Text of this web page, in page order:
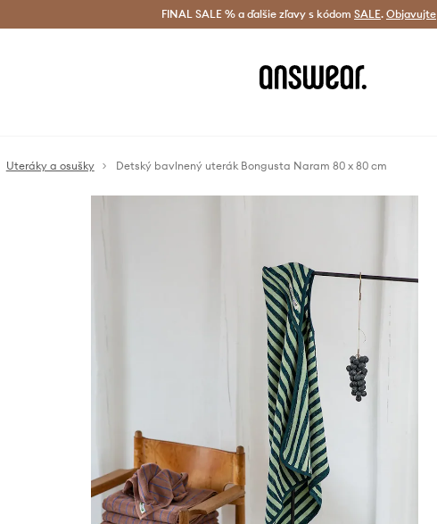
Bezplatná doprava od 60 € > Doručenie aj do 24 h >
FINAL SALE % a ďalšie zľavy s kódom SALE. Objavujte
Uteráky a osušky Detský bavlnený uterák Bongusta Naram 80 x 80 cm